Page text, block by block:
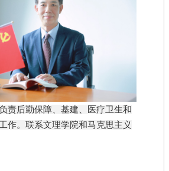
责后勤保障、基建、医疗卫生和
作。联系文理学院和马克思主义